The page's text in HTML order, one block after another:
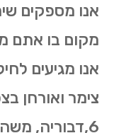
אנו מספקים
מקום בו אתם
אנו מגיעים
צימר ואורחן
6,דבוריה,